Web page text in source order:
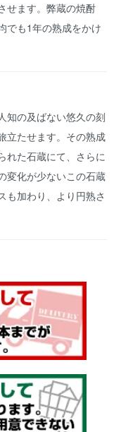
せます。弊蔵の焼酎
でも1年の熟成をかけ
知の及ばない悠久の刻
立たせます。その熟成
れた石蔵にて、さらに
変化が少ないこの石蔵
も加わり、より円熟さ